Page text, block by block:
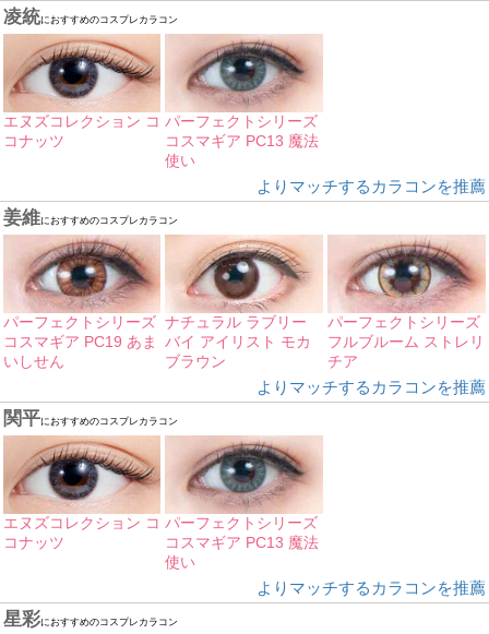
凌統におすすめのコスプレカラコン
エヌズコレクション コ
コナッツ
パーフェクトシリーズ
コスマギア PC13 魔法
使い
よりマッチするカラコンを推薦
姜維におすすめのコスプレカラコン
パーフェクトシリーズ
コスマギア PC19 あま
いしせん
ナチュラル ラブリー
バイ アイリスト モカ
ブラウン
パーフェクトシリーズ
フルブルーム ストレリ
チア
よりマッチするカラコンを推薦
関平におすすめのコスプレカラコン
エヌズコレクション コ
コナッツ
パーフェクトシリーズ
コスマギア PC13 魔法
使い
よりマッチするカラコンを推薦
星彩におすすめのコスプレカラコン